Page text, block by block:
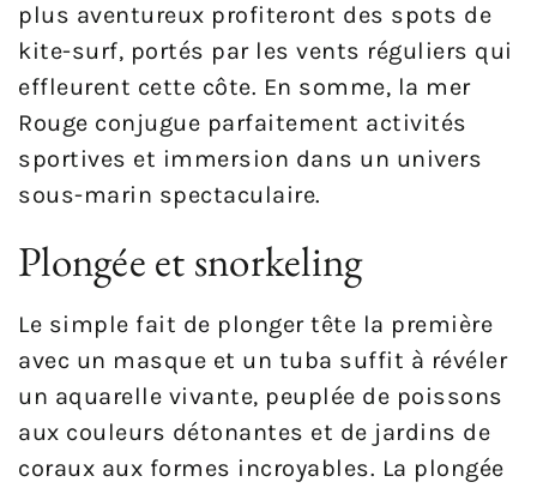
plus aventureux profiteront des spots de
kite-surf, portés par les vents réguliers qui
effleurent cette côte. En somme, la mer
Rouge conjugue parfaitement activités
sportives et immersion dans un univers
sous-marin spectaculaire.
Plongée et snorkeling
Le simple fait de plonger tête la première
avec un masque et un tuba suffit à révéler
un aquarelle vivante, peuplée de poissons
aux couleurs détonantes et de jardins de
coraux aux formes incroyables. La plongée